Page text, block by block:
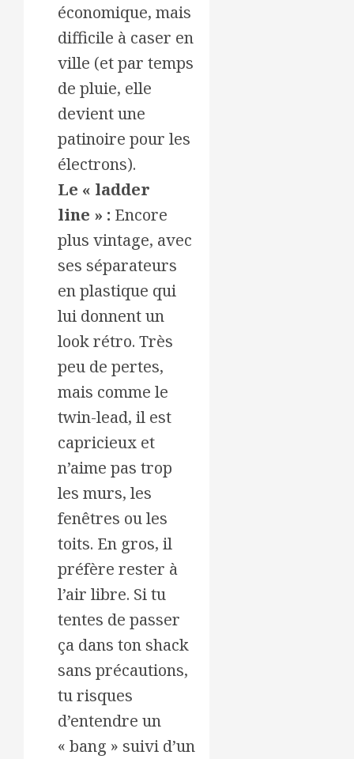
économique, mais
difficile à caser en
ville (et par temps
de pluie, elle
devient une
patinoire pour les
électrons).
Le « ladder
line » : Encore
plus vintage, avec
ses séparateurs
en plastique qui
lui donnent un
look rétro. Très
peu de pertes,
mais comme le
twin-lead, il est
capricieux et
n’aime pas trop
les murs, les
fenêtres ou les
toits. En gros, il
préfère rester à
l’air libre. Si tu
tentes de passer
ça dans ton shack
sans précautions,
tu risques
d’entendre un
« bang » suivi d’un